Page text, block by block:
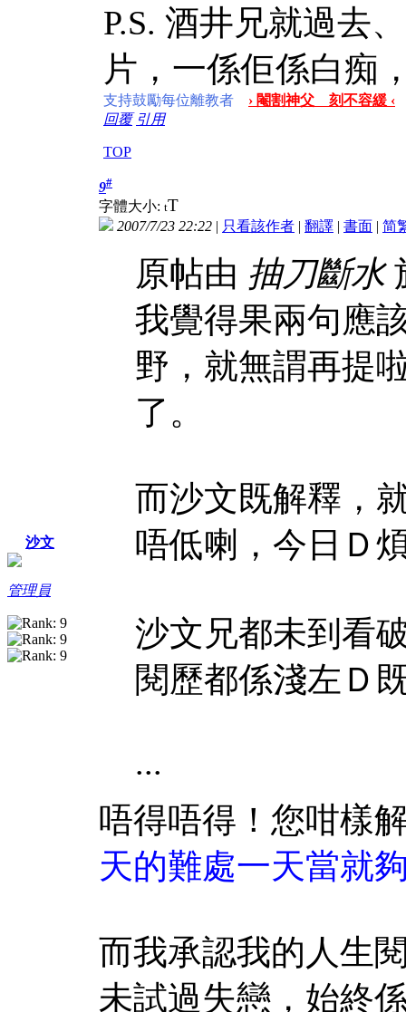
P.S. 酒井兄就過去
片，一係佢係白痴
支持鼓勵每位離教者
› 閹割神父 刻不容緩 ‹
回覆 引用
TOP
沙文
管理員
9#
字體大小: tT
2007/7/23 22:22 | 只看該作者 | 翻譯 | 書面 | 简
原帖由 抽刀斷水
我覺得果兩句應
野，就無謂再提
了。
而沙文既解釋，
唔低喇，今日Ｄ
沙文兄都未到看
閱歷都係淺左Ｄ
...
唔得唔得！您咁樣
天的難處一天當就
而我承認我的人生
未試過失戀，始終